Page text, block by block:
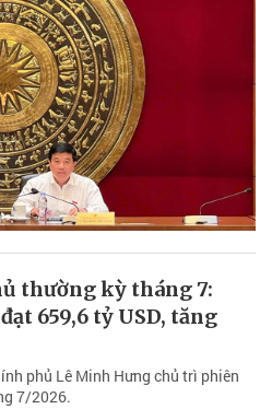
thường kỳ tháng 7:
659,6 tỷ USD, tăng
phủ Lê Minh Hưng chủ trì phiên
7/2026.